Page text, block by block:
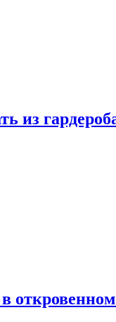
из